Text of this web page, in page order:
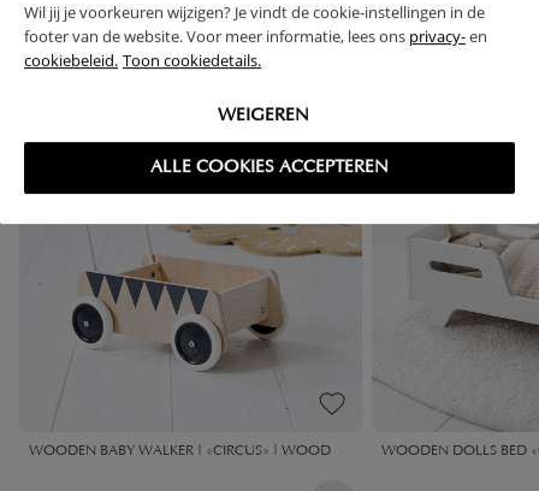
Wil jij je voorkeuren wijzigen? Je vindt de cookie-instellingen in de
footer van de website. Voor meer informatie, lees ons privacy-en
cookiebeleid. Toon cookiedetails.
WEIGEREN
ALLE COOKIES ACCEPTEREN
FREQUENTLY BOUGHT TOGETHER
WOODEN BABY WALKER | «CIRCUS» | WOOD WOODEN DOLLS BED